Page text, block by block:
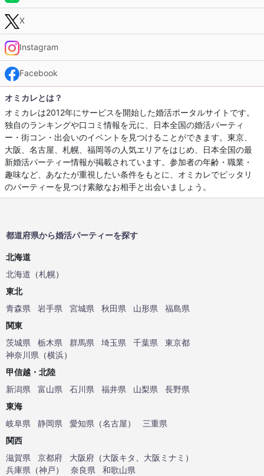
X
Instagram
Facebook
オミカレとは？
オミカレは2012年にサービスを開始した婚活ポータルサイトです。
独自のランキングや口コミ情報を元に、日本全国の婚活パーティ
ー・街コン・出会いのイベントを見つけることができます。東京、
大阪、名古屋、札幌、福岡等の人気エリアをはじめ、日本全国の最
新婚活パーティー情報が掲載されています。参加者の年齢・職業・
趣味など、あなたが重視したい条件をもとに、オミカレでピッタリ
のパーティーを見つけ素敵なお相手と出会いましょう。
都道府県から婚活パーティーを探す
北海道
北海道 （札幌）
東北
青森県
岩手県 宮城県 秋田県 山形県
福島県
関東
茨城県
栃木県 群馬県 埼玉県 千葉県
東京都
神奈川県 （横浜）
甲信越・北陸
新潟県
富山県 石川県 福井県 山梨県
長野県
東海
岐阜県
静岡県 愛知県 （名古屋）
三重県
関西
滋賀県
京都府 大阪府 （大阪キタ 大阪ミナミ ）
兵庫県 （神戸） 奈良県
和歌山県